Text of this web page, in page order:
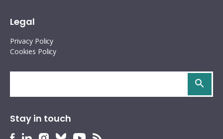
Legal
Privacy Policy
Cookies Policy
Stay in touch